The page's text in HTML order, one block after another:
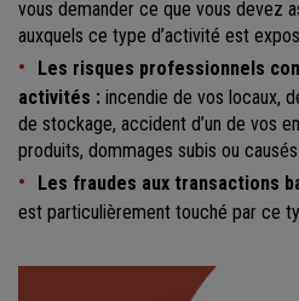
vous demander ce que vous devez
auxquels ce type d’activité est
Les risques professionnels
activités : incendie de vos locaux,
de stockage, accident d’un de vos
produits, dommages subis ou
Les fraudes aux transactions
est particulièrement touché par ce